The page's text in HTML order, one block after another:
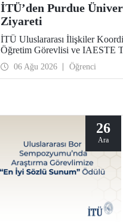
İTÜ’den Purdue
Ziyareti
İTÜ Uluslararası İlişkiler
Öğretim Görevlisi ve IAESTE
Sorumlusu Cahit Okan,
birliğini geliştirmek amacıyla 20-
tarihlerinde ABD’de dünyanın
06 Ağu 2026 Öğrenci
26
Ara